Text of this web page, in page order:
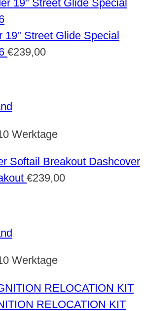
19" Street Glide Special
€239,00
Werktage
Dashcover
€239,00
Werktage
RELOCATION KIT